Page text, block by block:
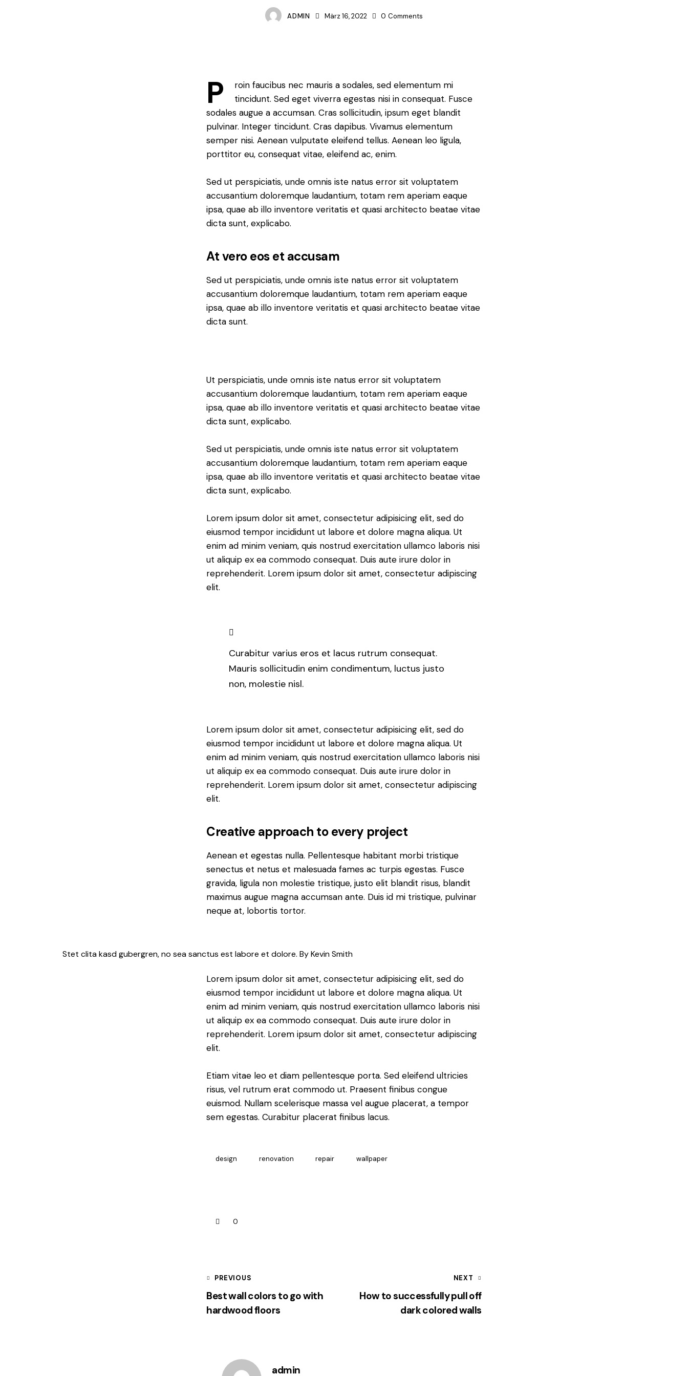
ADMIN März 16, 2022 0 Comments
P
roin faucibus nec mauris a sodales, sed elementum mi
tincidunt. Sed eget viverra egestas nisi in consequat. Fusce
sodales augue a accumsan. Cras sollicitudin, ipsum eget blandit
pulvinar. Integer tincidunt. Cras dapibus. Vivamus elementum
semper nisi. Aenean vulputate eleifend tellus. Aenean leo ligula,
porttitor eu, consequat vitae, eleifend ac, enim.
Sed ut perspiciatis, unde omnis iste natus error sit voluptatem
accusantium doloremque laudantium, totam rem aperiam eaque
ipsa, quae ab illo inventore veritatis et quasi architecto beatae vitae
dicta sunt, explicabo.
At vero eos et accusam
Sed ut perspiciatis, unde omnis iste natus error sit voluptatem
accusantium doloremque laudantium, totam rem aperiam eaque
ipsa, quae ab illo inventore veritatis et quasi architecto beatae vitae
dicta sunt.
Ut perspiciatis, unde omnis iste natus error sit voluptatem
accusantium doloremque laudantium, totam rem aperiam eaque
ipsa, quae ab illo inventore veritatis et quasi architecto beatae vitae
dicta sunt, explicabo.
Sed ut perspiciatis, unde omnis iste natus error sit voluptatem
accusantium doloremque laudantium, totam rem aperiam eaque
ipsa, quae ab illo inventore veritatis et quasi architecto beatae vitae
dicta sunt, explicabo.
Lorem ipsum dolor sit amet, consectetur adipisicing elit, sed do
eiusmod tempor incididunt ut labore et dolore magna aliqua. Ut
enim ad minim veniam, quis nostrud exercitation ullamco laboris nisi
ut aliquip ex ea commodo consequat. Duis aute irure dolor in
reprehenderit. Lorem ipsum dolor sit amet, consectetur adipiscing
elit.
Curabitur varius eros et lacus rutrum consequat.
Mauris sollicitudin enim condimentum, luctus justo
non, molestie nisl.
Lorem ipsum dolor sit amet, consectetur adipisicing elit, sed do
eiusmod tempor incididunt ut labore et dolore magna aliqua. Ut
enim ad minim veniam, quis nostrud exercitation ullamco laboris nisi
ut aliquip ex ea commodo consequat. Duis aute irure dolor in
reprehenderit. Lorem ipsum dolor sit amet, consectetur adipiscing
elit.
Creative approach to every project
Aenean et egestas nulla. Pellentesque habitant morbi tristique
senectus et netus et malesuada fames ac turpis egestas. Fusce
gravida, ligula non molestie tristique, justo elit blandit risus, blandit
maximus augue magna accumsan ante. Duis id mi tristique, pulvinar
neque at, lobortis tortor.
Stet clita kasd gubergren, no sea sanctus est labore et dolore. ByKevin Smith
Lorem ipsum dolor sit amet, consectetur adipisicing elit, sed do
eiusmod tempor incididunt ut labore et dolore magna aliqua. Ut
enim ad minim veniam, quis nostrud exercitation ullamco laboris nisi
ut aliquip ex ea commodo consequat. Duis aute irure dolor in
reprehenderit. Lorem ipsum dolor sit amet, consectetur adipiscing
elit.
Etiam vitae leo et diam pellentesque porta. Sed eleifend ultricies
risus, vel rutrum erat commodo ut. Praesent finibus congue
euismod. Nullam scelerisque massa vel augue placerat, a tempor
sem egestas. Curabitur placerat finibus lacus.
design renovation repair wallpaper
0
PREVIOUS
Best wall colors to go with
hardwood floors
NEXT
How to successfully pull off
dark colored walls
admin